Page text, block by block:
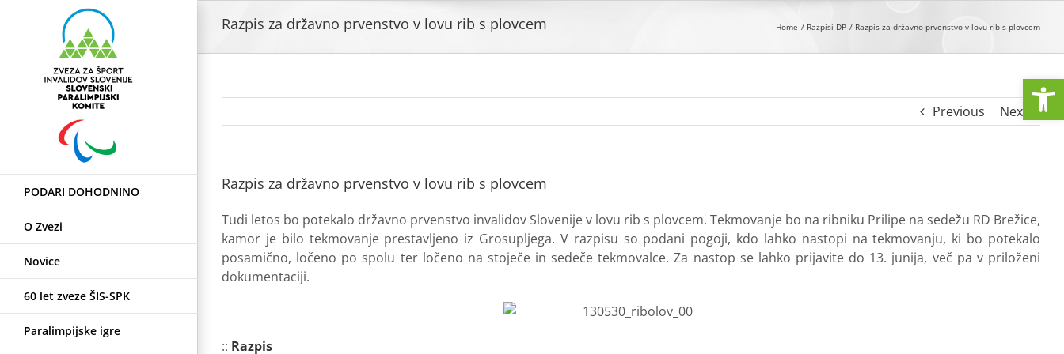
PODARI DOHODNINO
O Zvezi
Novice
60 let zveze ŠIS-SPK
Paralimpijske igre
Razpis za državno prvenstvo v lovu rib s plovcem Home Razpisi DP Razpis za državno prvenstvo v lovu rib s plovcem
Previous Next
Razpis za državno prvenstvo v lovu rib s plovcem
Tudi letos bo potekalo državno prvenstvo invalidov Slovenije v lovu rib s plovcem. Tekmovanje bo na ribniku Prilipe na sedežu RD Brežice,
kamor je bilo tekmovanje prestavljeno iz Grosupljega. V razpisu so podani pogoji, kdo lahko nastopi na tekmovanju, ki bo potekalo
posamično, ločeno po spolu ter ločeno na stoječe in sedeče tekmovalce. Za nastop se lahko prijavite do 13. junija, več pa v priloženi
dokumentaciji.
:: Razpis